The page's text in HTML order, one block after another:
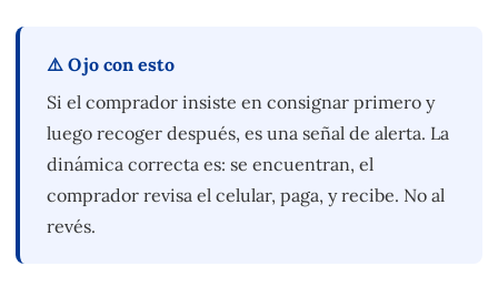
⚠️ Ojo con esto
Si el comprador insiste en consignar primero y
luego recoger después, es una señal de alerta. La
dinámica correcta es: se encuentran, el
comprador revisa el celular, paga, y recibe. No al
revés.